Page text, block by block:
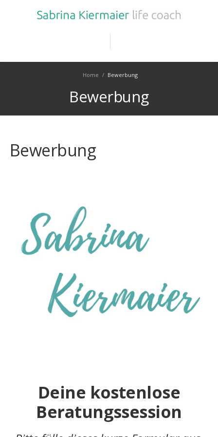
Home / Bewerbung
Bewerbung
Bewerbung
Deine kostenlose
Beratungssession